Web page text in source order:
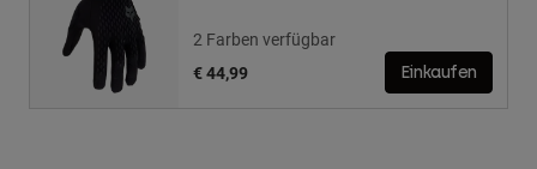
2 Farben verfügbar
€ 44,99
Einkaufen